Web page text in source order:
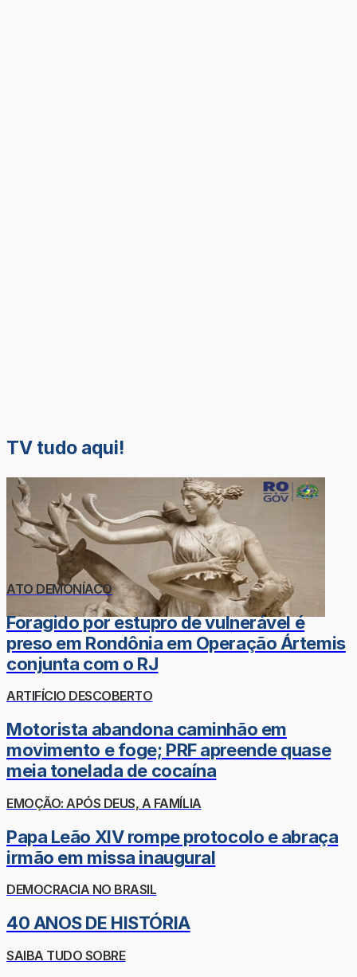
TV tudo aqui!
ATO DEMONÍACO
Foragido por estupro de vulnerável é
preso em Rondônia em Operação Ártemis
conjunta com o RJ
ARTIFÍCIO DESCOBERTO
Motorista abandona caminhão em
movimento e foge; PRF apreende quase
meia tonelada de cocaína
EMOÇÃO: APÓS DEUS, A FAMÍLIA
Papa Leão XIV rompe protocolo e abraça
irmão em missa inaugural
DEMOCRACIA NO BRASIL
40 ANOS DE HISTÓRIA
SAIBA TUDO SOBRE